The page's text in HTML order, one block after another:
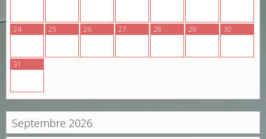
24 25 26 27 28 29 30
31
Septembre 2026